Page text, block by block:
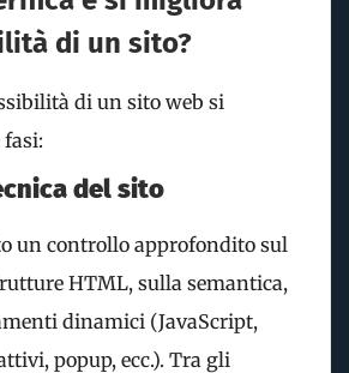
di un sito?
di un sito web si
del sito
un controllo approfondito sul
HTML, sulla semantica,
dinamici (JavaScript,
popup, ecc.). Tra gli